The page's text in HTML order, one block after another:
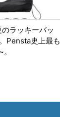
ラッキーバッ
Pensta史上最も